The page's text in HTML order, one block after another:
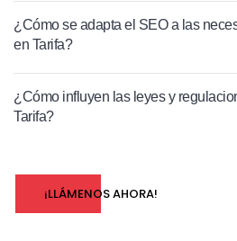
¿Cómo se adapta el SEO a las
en Tarifa?
¿Cómo influyen las leyes y
Tarifa?
¡LLÁMENOS AHORA!